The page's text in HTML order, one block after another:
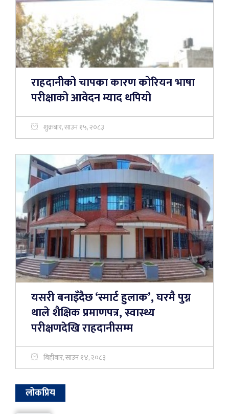
राहदानीको चापका कारण कोरियन भाषा
परीक्षाको आवेदन म्याद थपियो
शुक्रबार, साउन १५, २०८३
यसरी बनाइँदैछ ‘स्मार्ट हुलाक’, घरमै पुग्न
थाले शैक्षिक प्रमाणपत्र, स्वास्थ्य
परीक्षणदेखि राहदानीसम्म
बिहीबार, साउन १४, २०८३
लोकप्रिय